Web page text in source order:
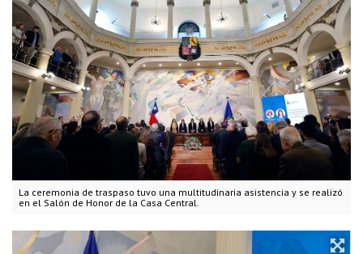
La ceremonia de traspaso tuvo una multitudinaria asistencia y se realizó
en el Salón de Honor de la Casa Central.